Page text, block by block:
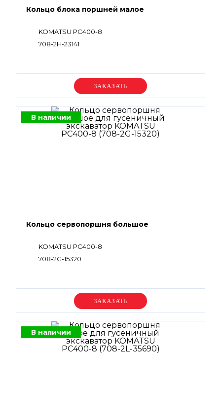
Кольцо блока поршней малое
KOMATSU PC400-8
708-2H-23141
Уточняйте цену
В наличии
Кольцо сервопоршня большое
KOMATSU PC400-8
708-2G-15320
Уточняйте цену
В наличии